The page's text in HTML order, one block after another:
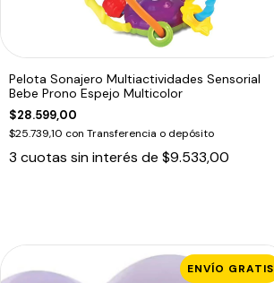
Pelota Sonajero Multiactividades Sensorial
Bebe Prono Espejo Multicolor
$28.599,00
$25.739,10 con Transferencia o depósito
3 cuotas sin interés de $9.533,00
ENVÍO GRATIS